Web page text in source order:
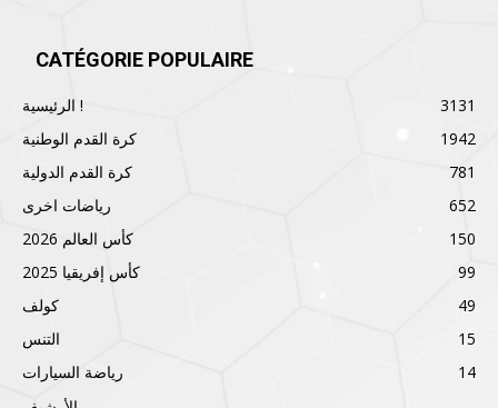
CATÉGORIE POPULAIRE
الرئيسية !
3131
كرة القدم الوطنية
1942
كرة القدم الدولية
781
رياضات اخرى
652
كأس العالم 2026
150
كأس إفريقيا 2025
99
كولف
49
التنس
15
رياضة السيارات
14